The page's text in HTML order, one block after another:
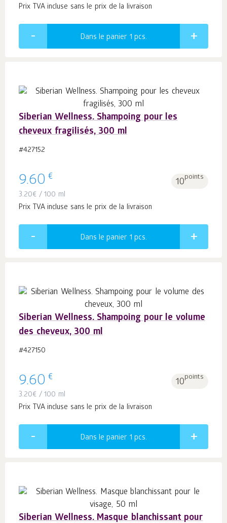
Prix TVA incluse sans le prix de la livraison
Dans le panier 1 pcs.
Siberian Wellness. Shampoing pour les
cheveux fragilisés, 300 ml
#427152
9.60 € 10points
3.20€ / 100 ml
Prix TVA incluse sans le prix de la livraison
Dans le panier 1 pcs.
Siberian Wellness. Shampoing pour le volume
des cheveux, 300 ml
#427150
9.60 € 10points
3.20€ / 100 ml
Prix TVA incluse sans le prix de la livraison
Dans le panier 1 pcs.
Siberian Wellness. Masque blanchissant pour